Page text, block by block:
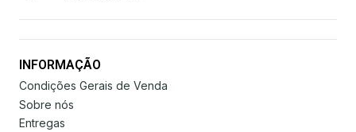
INFORMAÇÃO
Condições Gerais de Venda
Sobre nós
Entregas